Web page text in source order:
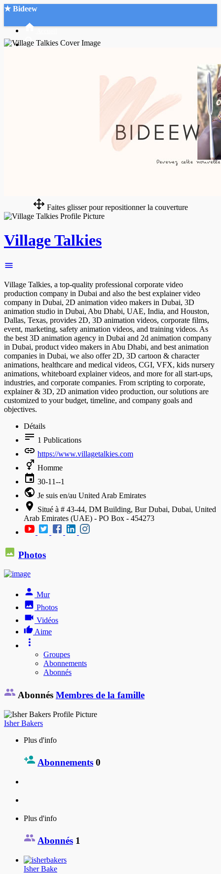
★ Bideew
Faites glisser pour repositionner la couverture
Village Talkies
Village Talkies, a top-quality professional corporate video
production company in Dubai and also the best explainer video
company in Dubai, 2D animation video makers in Dubai, 3D
animation studio in Dubai, Abu Dhabi, UAE, India, and Houston,
Dallas, Texas, provides 2D, 3D animation videos, corporate films,
event, marketing, safety animation videos, and training videos. As
the best 3D animation agency in Dubai and 2d animation company
in Dubai, product video makers in Abu Dhabi, and best animation
companies in Dubai, we also offer 2D, 3D cartoon & character
animations, healthcare and medical videos, CGI, VFX, kids nursery
animations, whiteboard explainer videos, and more for all start-ups,
industries, and corporate companies. From scripting to corporate,
explainer & 3D, 2D animation video production, our solutions are
customized to your budget, timeline, and company goals and
objectives.
Détails
1 Publications
https://www.villagetalkies.com
Homme
30-11--1
Je suis en/au United Arab Emirates
Situé à # 43-44, DM Building, Bur Dubai, Dubai, United
Arab Emirates (UAE) - PO Box - 454273
Photos
Mur
Photos
Vidéos
Aime
Groupes
Abonnements
Abonnés
Abonnés Membres de la famille
Isher Bakers
Plus d'info
Abonnements 0
Plus d'info
Abonnés 1
Isher Bake